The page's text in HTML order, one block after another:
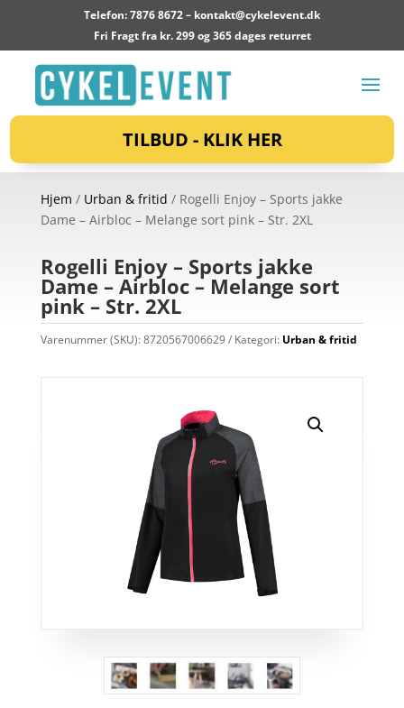
Telefon: 7876 8672 – kontakt@cykelevent.dk
Fri Fragt fra kr. 299 og 365 dages returret
TILBUD - KLIK HER
Hjem / Urban & fritid / Rogelli Enjoy – Sports jakke
Dame – Airbloc – Melange sort pink – Str. 2XL
Rogelli Enjoy – Sports jakke
Dame – Airbloc – Melange sort
pink – Str. 2XL
Varenummer (SKU):8720567006629 Kategori: Urban & fritid